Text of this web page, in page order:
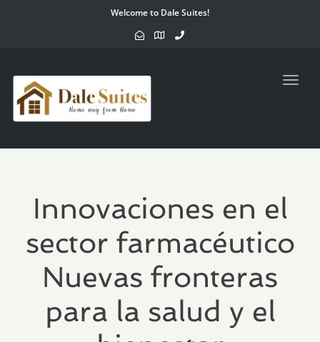
Welcome to Dale Suites!
Innovaciones en el
sector farmacéutico
Nuevas fronteras
para la salud y el